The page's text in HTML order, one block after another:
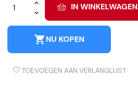
IN WINKELWAGEN
shopping_cartNU KOPEN
TOEVOEGEN AAN VERLANGLIJST